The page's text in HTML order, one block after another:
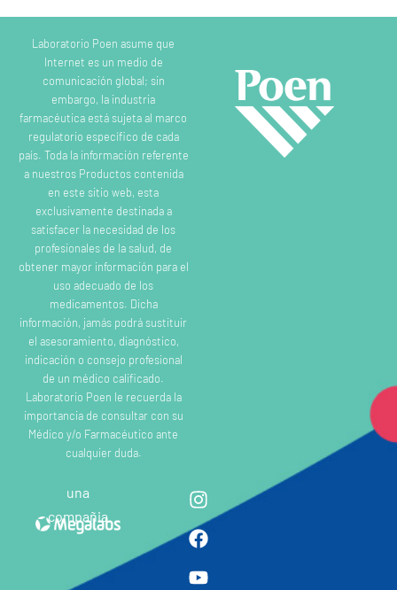
Laboratorio Poen asume que
Internet es un medio de
comunicación global; sin
embargo, la industria
farmacéutica está sujeta al marco
regulatorio específico de cada
país. Toda la información referente
a nuestros Productos contenida
en este sitio web, esta
exclusivamente destinada a
satisfacer la necesidad de los
profesionales de la salud, de
obtener mayor información para el
uso adecuado de los
medicamentos. Dicha
información, jamás podrá sustituir
el asesoramiento, diagnóstico,
indicación o consejo profesional
de un médico calificado.
Laboratorio Poen le recuerda la
importancia de consultar con su
Médico y/o Farmacéutico ante
cualquier duda.
una
compañia